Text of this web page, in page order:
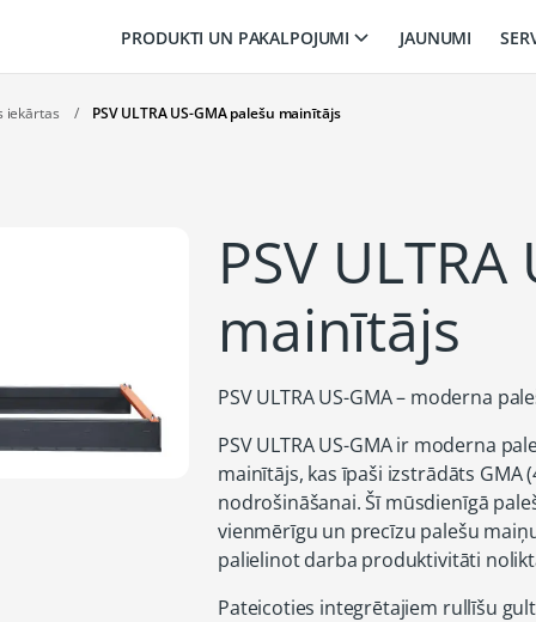
PRODUKTI UN PAKALPOJUMI JAUNUMI
iekārtas / PSV ULTRA US-GMA palešu mainītājs
PSV
mainītājs
PSV ULTRA US-GMA – moderna
PSV ULTRA US-GMA ir moderna
mainītājs, kas īpaši izstrādāts GMA
nodrošināšanai. Šī mūsdienīgā
vienmērīgu un precīzu palešu
palielinot darba produktivitāti
Pateicoties integrētajiem rullīšu